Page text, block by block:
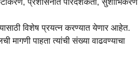
प्रशासनात पारदर्शकता, सुशोभिकरण
विशेष प्रयत्न करण्यात येणार आहेत.
पाहता त्यांची संख्या वाढवण्याचा